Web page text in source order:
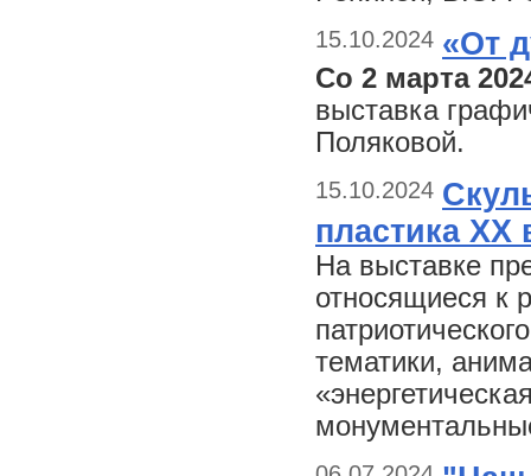
15.10.2024 «От
Со 2 марта
выставка
Поляковой.
15.10.2024
пластика XX
На выставке
относящиеся к
тематики,